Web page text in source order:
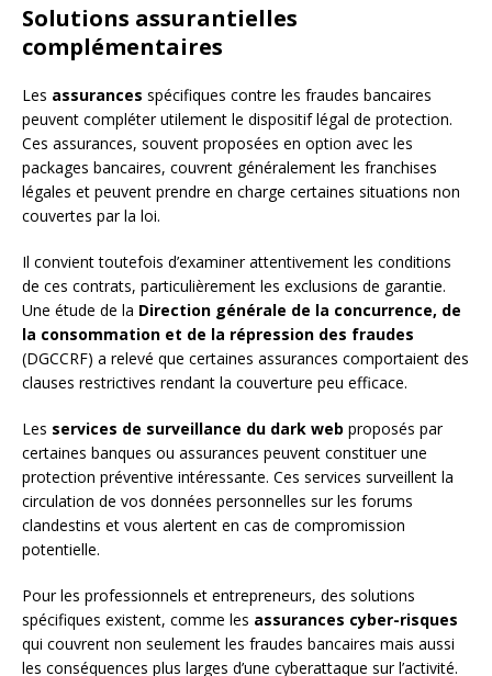
Solutions assurantielles
complémentaires
Les assurances spécifiques contre les fraudes bancaires
peuvent compléter utilement le dispositif légal de protection.
Ces assurances, souvent proposées en option avec les
packages bancaires, couvrent généralement les franchises
légales et peuvent prendre en charge certaines situations non
couvertes par la loi.
Il convient toutefois d’examiner attentivement les conditions
de ces contrats, particulièrement les exclusions de garantie.
Une étude de la Direction générale de la concurrence, de
la consommation et de la répression des fraudes
(DGCCRF) a relevé que certaines assurances comportaient des
clauses restrictives rendant la couverture peu efficace.
Les services de surveillance du dark web proposés par
certaines banques ou assurances peuvent constituer une
protection préventive intéressante. Ces services surveillent la
circulation de vos données personnelles sur les forums
clandestins et vous alertent en cas de compromission
potentielle.
Pour les professionnels et entrepreneurs, des solutions
spécifiques existent, comme les assurances cyber-risques
qui couvrent non seulement les fraudes bancaires mais aussi
les conséquences plus larges d’une cyberattaque sur l’activité.